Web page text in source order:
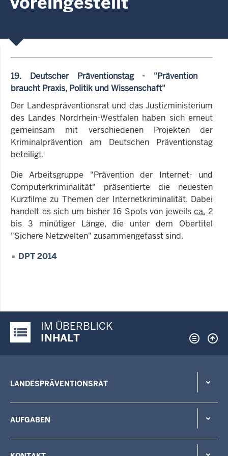
19. Deutscher Präventionstag - "Prävention
braucht Praxis, Politik und Wissenschaft"
Der Landespräventionsrat und das Justizministerium
des Landes Nordrhein-Westfalen haben sich erneut
gemeinsam mit verschiedenen Projekten der
Kriminalprävention am Deutschen Präventionstag
beteiligt.
Die Arbeitsgruppe "Prävention der Internet- und
Computerkriminalität" präsentierte die neuesten
Kurzfilme zu Themen der Internetkriminalität. Dabei
handelt es sich um bisher 16 Spots von jeweilsca. 2
bis 3 minütiger Länge, die unter dem Obertitel
"Sichere Netzwelten" zusammengefasst sind.
DPT 2014
Justiz-Portal im Überblick:
IM ÜBERBLICK
INHALT
LANDESPRÄVENTIONSRAT
AUFGABEN